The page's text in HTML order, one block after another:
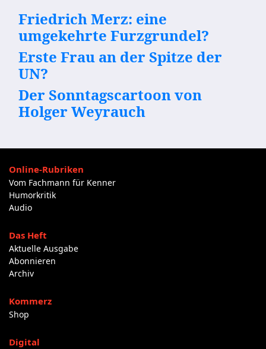
Friedrich Merz: eine
umgekehrte Furzgrundel?
Erste Frau an der Spitze der
UN?
Der Sonntagscartoon von
Holger Weyrauch
Online-Rubriken
Vom Fachmann für Kenner
Humorkritik
Audio
Das Heft
Aktuelle Ausgabe
Abonnieren
Archiv
Kommerz
Shop
Digital